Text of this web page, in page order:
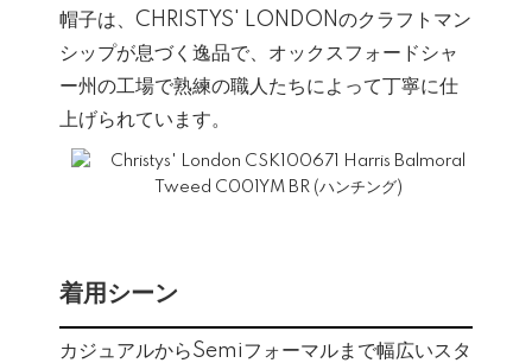
帽子は、CHRISTYS' LONDONのクラフトマン
シップが息づく逸品で、オックスフォードシャ
ー州の工場で熟練の職人たちによって丁寧に仕
上げられています。
着用シーン
カジュアルからSemiフォーマルまで幅広いスタ